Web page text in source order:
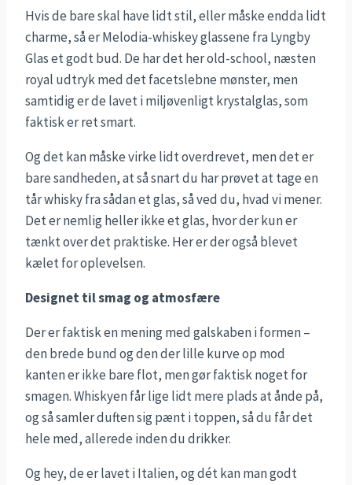
Hvis de bare skal have lidt stil, eller måske endda lidt
charme, så er Melodia-whiskey glassene fra Lyngby
Glas et godt bud. De har det her old-school, næsten
royal udtryk med det facetslebne mønster, men
samtidig er de lavet i miljøvenligt krystalglas, som
faktisk er ret smart.
Og det kan måske virke lidt overdrevet, men det er
bare sandheden, at så snart du har prøvet at tage en
tår whisky fra sådan et glas, så ved du, hvad vi mener.
Det er nemlig heller ikke et glas, hvor der kun er
tænkt over det praktiske. Her er der også blevet
kælet for oplevelsen.
Designet til smag og atmosfære
Der er faktisk en mening med galskaben i formen –
den brede bund og den der lille kurve op mod
kanten er ikke bare flot, men gør faktisk noget for
smagen. Whiskyen får lige lidt mere plads at ånde på,
og så samler duften sig pænt i toppen, så du får det
hele med, allerede inden du drikker.
Og hey, de er lavet i Italien, og dét kan man godt